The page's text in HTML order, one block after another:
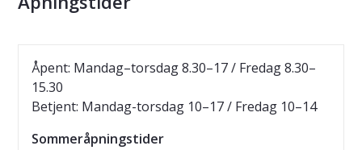
Åpent: Mandag–torsdag 8.30–17 / Fredag 8.30–
15.30
Betjent: Mandag-torsdag 10–17 / Fredag 10–14
Sommeråpningstider